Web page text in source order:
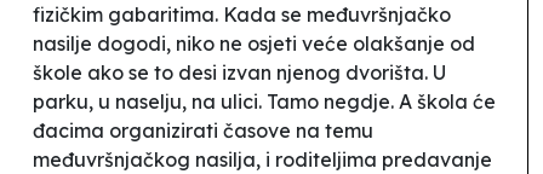
fizičkim gabaritima. Kada se međuvršnjačko
nasilje dogodi, niko ne osjeti veće olakšanje od
škole ako se to desi izvan njenog dvorišta. U
parku, u naselju, na ulici. Tamo negdje. A škola će
đacima organizirati časove na temu
međuvršnjačkog nasilja, i roditeljima predavanje